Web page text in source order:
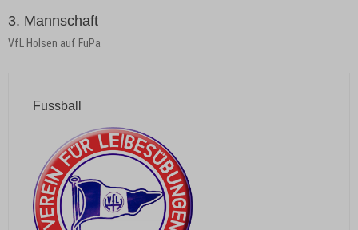
3. Mannschaft
VfL Holsen auf FuPa
Fussball